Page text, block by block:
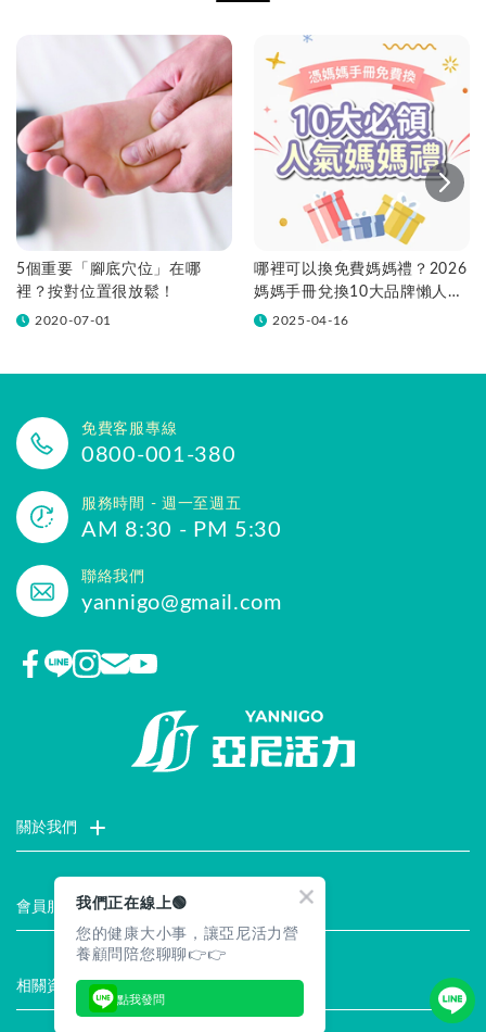
5個重要「腳底穴位」在哪
裡？按對位置很放鬆！
2020-07-01
哪裡可以換免費媽媽禮？2026
媽媽手冊兌換10大品牌懶人包
一次看！
2025-04-16
免費客服專線
0800-001-380
服務時間 - 週一至週五
AM 8:30 - PM 5:30
聯絡我們
yannigo@gmail.com
關於我們
會員服務
最新消息 註冊會員
試用索取 服務說明
相關資訊
常見問題 隱私權聲明
企業徵才 安全保證
合作提案
我們正在線上🟢
您的健康大小事，讓亞尼活力營
養顧問陪您聊聊👉👉
點我發問